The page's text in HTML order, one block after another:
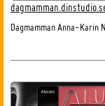
Dagmamman Anna-